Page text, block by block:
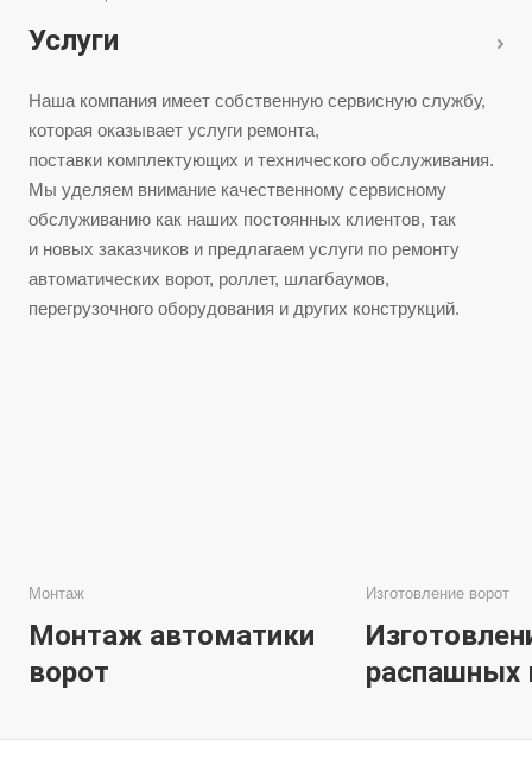
Услуги
Наша компания имеет собственную сервисную службу,
которая оказывает услуги ремонта,
поставки комплектующих и технического обслуживания.
Мы уделяем внимание качественному сервисному
обслуживанию как наших постоянных клиентов, так
и новых заказчиков и предлагаем услуги по ремонту
автоматических ворот, роллет, шлагбаумов,
перегрузочного оборудования и других конструкций.
Монтаж
Монтаж автоматики
ворот
Изготовление ворот
распашных